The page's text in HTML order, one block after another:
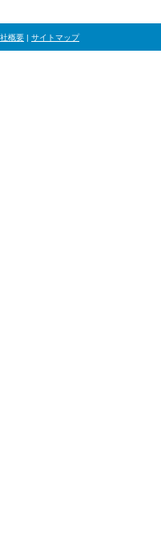
概要 | サイトマップ